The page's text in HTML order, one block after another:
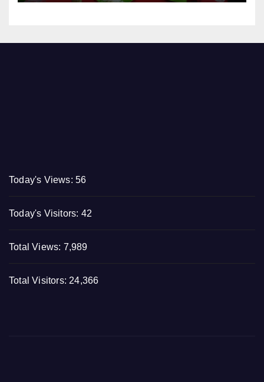
Today's Views: 56
Today's Visitors: 42
Total Views: 7,989
Total Visitors: 24,366